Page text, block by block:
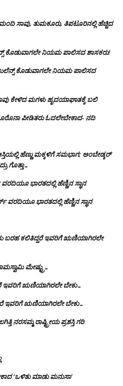
ಸಾವು, ತುಮಕೂರು, ತಿಪಟೂರಿನಲ್ಲಿ ಹೆಚ್ಚಿದ
ಕೊಡುವಾಗಲೇ ನಿಯಮ ಪಾಲಿಸದ ಶಾಸಕರು!
ಕೊಡುವಾಗಲೇ ನಿಯಮ ಪಾಲಿಸದ
ಕೇಳಿದ ಮಗಳು ಹೃದಯಾಘಾತಕ್ಕೆ ಬಲಿ
ಪೀಡಿತರು ಓದಲೇಬೇಕಾದ- ನದಿ
ಹೆಣ್ಣು ಮಕ್ಕಳಿಗೆ ಸಮಭಾಗ; ಅಂಬೇಡ್ಕರ್
ಗೊತ್ತಾ…
ಭಾರತದಲ್ಲಿ ಹೆಣ್ಣಿನ ಸ್ಥಾನ‌
ವರದಿಯೂ ಭಾರತದಲ್ಲಿ ಹೆಣ್ಣಿನ ಸ್ಥಾನ‌
ಬರಹ ಕಲಿತಿದ್ದರೆ ಇವರಿಗೆ ಋಣಿಯಾಗಿರಲೇ
ಮೇಷ್ಟ್ರು…
ಇವರಿಗೆ ಋಣಿಯಾಗಿರಲೇ ಬೇಕು…
ಇವರಿಗೆ ಋಣಿಯಾಗಿರಲೇ ಬೇಕು…
ನರಸಮ್ಮ‌ ರಾಷ್ಟ್ರೀಯ ಪ್ರಶಸ್ತಿ ಗರಿ
‘ಒಳಿತು ಮಾಡು ಮನುಸಾ’